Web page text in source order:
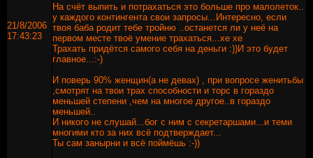
21/8/2006
17:43:23
На счёт выпить и потрахаться это больше про малолеток..
у каждого контингента свои запросы...Интересно, если
твоя баба родит тебе тройню ..останется ли у неё на
первом месте твоё умение трахаться...хе хе
Трахать придётся самого себя на деньги :))И это будет
главное...:-)
И поверь 90% женщин(а не девах) , при вопросе женитьбы
,смотрят на твои трах способности и торс в гораздо
меньшей степени ,чем на многое другое..в гораздо
меньшей..
И никого не слушай...бог с ним с секретаршами...и теми
многими кто за них всё подтверждает...
Ты сам занырни и всё поймёшь :-))